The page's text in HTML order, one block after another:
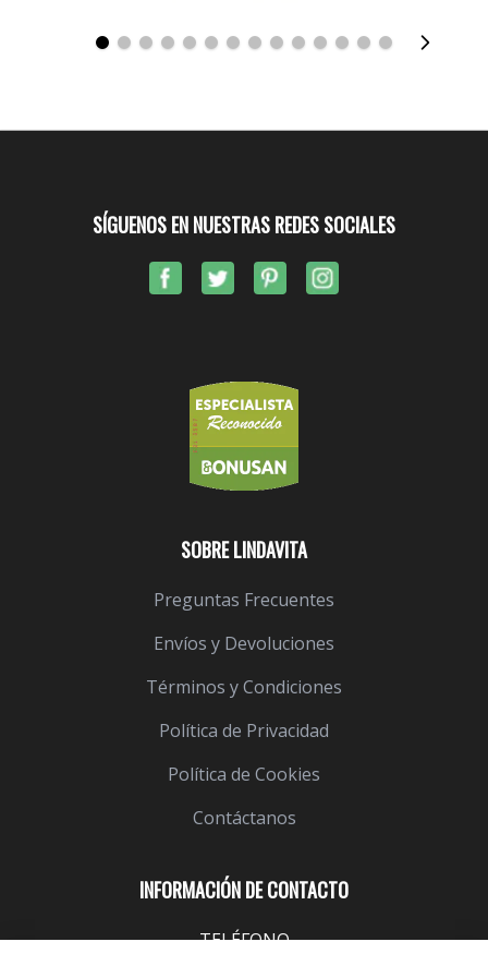
INFORMACIÓN DE CONTACTO
TELÉFONO
SOBRE LINDAVITA
Preguntas Frecuentes
Envíos y Devoluciones
Términos y Condiciones
Política de Privacidad
Política de Cookies
Contáctanos
SÍGUENOS EN NUESTRAS REDES SOCIALES